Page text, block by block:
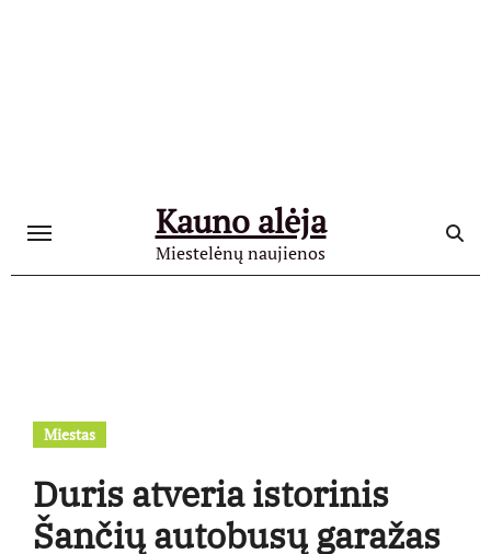
Kauno alėja
Miestelėnų naujienos
Miestas
Duris atveria istorinis
Šančių autobusų garažas